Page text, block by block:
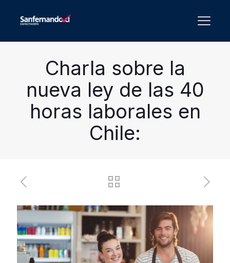
Charla sobre la
nueva ley de las 40
horas laborales en
Chile: